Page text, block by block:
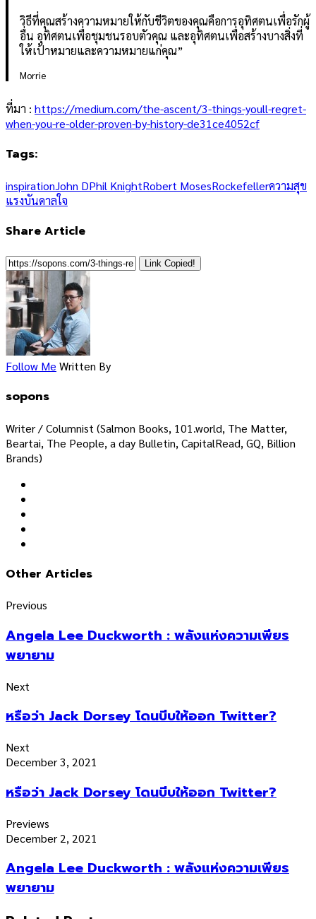
วิธีที่คุณสร้างความหมายให้กับชีวิตของคุณคือการอุทิศตนเพื่อรักผู้
อื่น อุทิศตนเพื่อชุมชนรอบตัวคุณ และอุทิศตนเพื่อสร้างบางสิ่งที่
ให้เป้าหมายและความหมายแก่คุณ”
Morrie
ที่มา : https://medium.com/the-ascent/3-things-youll-regret-
when-you-re-older-proven-by-history-de31ce4052cf
Tags:
inspirationJohn DPhil KnightRobert MosesRockefellerความสุข
แรงบันดาลใจ
Share Article
Link Copied!
Follow Me Written By
sopons
Writer / Columnist (Salmon Books, 101.world, The Matter,
Beartai, The People, a day Bulletin, CapitalRead, GQ, Billion
Brands)
Other Articles
Previous
Angela Lee Duckworth : พลังแห่งความเพียร
พยายาม
Next
หรือว่า Jack Dorsey โดนบีบให้ออก Twitter?
Next
December 3, 2021
หรือว่า Jack Dorsey โดนบีบให้ออก Twitter?
Previews
December 2, 2021
Angela Lee Duckworth : พลังแห่งความเพียร
พยายาม